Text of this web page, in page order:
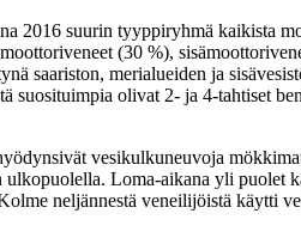
2016 suurin tyyppiryhmä kaikista
(30 %),
saariston, merialueiden ja
olivat 2- ja 4-tahtiset
vesikulkuneuvoja
Loma-aikana yli puolet
neljännestä veneilijöistä käytti